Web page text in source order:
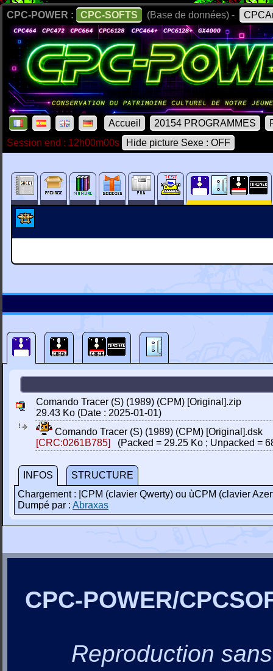
CPC-POWER : CPC-SOFTS (Base de données) -
Accueil 20154 PROGRAMMES
Session end : 12h00m00s
Hide picture Sexe : OFF
Comando Tracer (S) (1989) (CPM) [Original].zip
29.43 Ko (Date : 2025-01-01)
Comando Tracer (S) (1989) (CPM) [Original].dsk
[CRC:0261B785]
(Packed = 29.25 Ko ; Unpacked =
INFOS
STRUCTURE
Chargement : |CPM (clavier Qwerty) ou ùCPM (clavier
Dumpé par : Abraxas
CPC-POWER/
Reproduction